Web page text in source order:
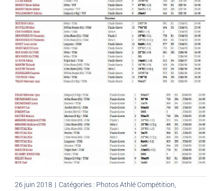
26 juin 2018 | Catégories : Photos Athlé Compétition,